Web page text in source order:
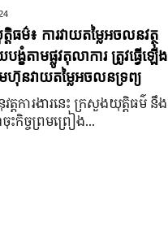
ធម៌៖ ការវាយតម្លៃអចលនវត្ថុ
ខំតាមផ្លូវតុលាការ ត្រូវធ្វើឡើង
នវាយតម្លៃអចលនទ្រព្យ
វត្តការងារនេះ ក្រសួងយុត្តិធម៌ នឹង
ះកិច្ចព្រមព្រៀង...